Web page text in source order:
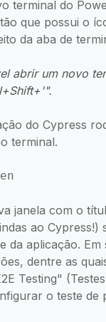
terminal do
que possui o
da aba de
abrir um novo
do Cypress
terminal.
janela com o
ao Cypress!)
da aplicação. Em
dentre as
Testing"
o teste de